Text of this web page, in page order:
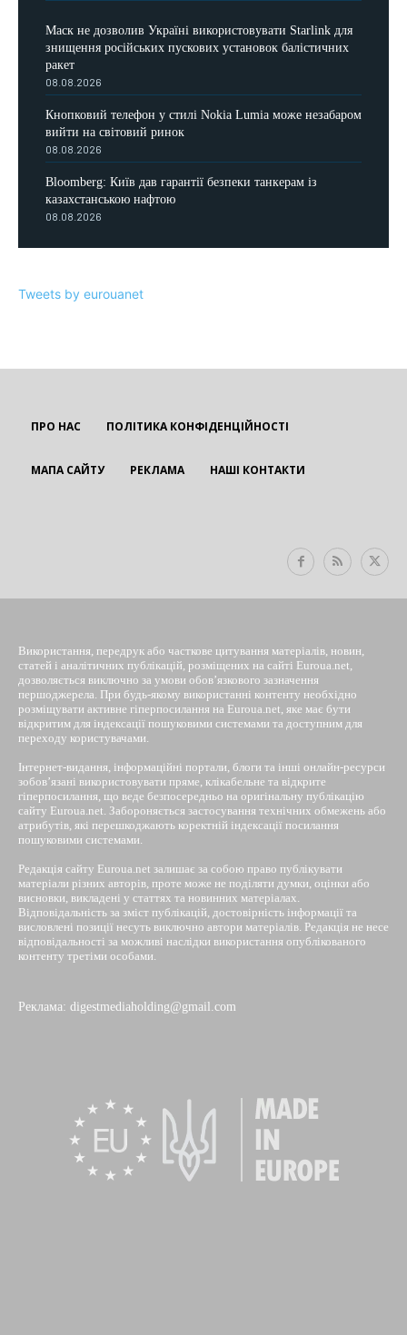
Маск не дозволив Україні використовувати Starlink для
знищення російських пускових установок балістичних
ракет
08.08.2026
Кнопковий телефон у стилі Nokia Lumia може незабаром
вийти на світовий ринок
08.08.2026
Bloomberg: Київ дав гарантії безпеки танкерам із
казахстанською нафтою
08.08.2026
Tweets by eurouanet
ПРО НАС ПОЛІТИКА КОНФІДЕНЦІЙНОСТІ
МАПА САЙТУ РЕКЛАМА НАШІ КОНТАКТИ
Використання, передрук або часткове цитування матеріалів, новин,
статей і аналітичних публікацій, розміщених на сайті Euroua.net,
дозволяється виключно за умови обов’язкового зазначення
першоджерела. При будь-якому використанні контенту необхідно
розміщувати активне гіперпосилання на Euroua.net, яке має бути
відкритим для індексації пошуковими системами та доступним для
переходу користувачами.
Інтернет-видання, інформаційні портали, блоги та інші онлайн-ресурси
зобов’язані використовувати пряме, клікабельне та відкрите
гіперпосилання, що веде безпосередньо на оригінальну публікацію
сайту Euroua.net. Забороняється застосування технічних обмежень або
атрибутів, які перешкоджають коректній індексації посилання
пошуковими системами.
Редакція сайту Euroua.net залишає за собою право публікувати
матеріали різних авторів, проте може не поділяти думки, оцінки або
висновки, викладені у статтях та новинних матеріалах.
Відповідальність за зміст публікацій, достовірність інформації та
висловлені позиції несуть виключно автори матеріалів. Редакція не несе
відповідальності за можливі наслідки використання опублікованого
контенту третіми особами.
Реклама: digestmediaholding@gmail.com